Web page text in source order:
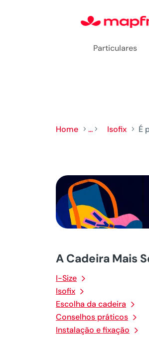
Particulares
Home 5 ... 5 Isofix 5 É
A Cadeira Mais
I-Size
Isofix
Escolha da cadeira
Conselhos práticos
Instalação e fixação